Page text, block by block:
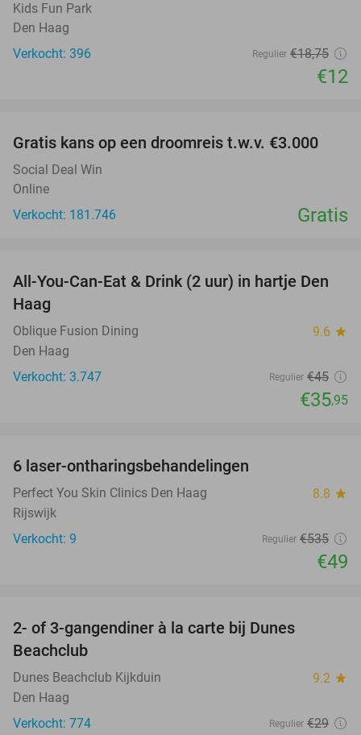
Kids Fun Park
Den Haag
Verkocht: 396
Regulier €18,75
€12
Gratis kans op een droomreis t.w.v. €3.000
Social Deal Win
Online
Verkocht: 181.746
Gratis
20%
All-You-Can-Eat & Drink (2 uur) in hartje Den
Haag
Oblique Fusion Dining 9.6 star
Den Haag
Verkocht: 3.747
Regulier €45
€35,95
6 laser-ontharingsbehandelingen
Perfect You Skin Clinics Den Haag 8.8 star
Rijswijk
Verkocht: 9
Regulier €535
€49
2- of 3-gangendiner à la carte bij Dunes
Beachclub
Dunes Beachclub Kijkduin 9.2 star
Den Haag
Verkocht: 774
Regulier €29